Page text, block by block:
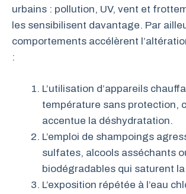
urbains : pollution, UV, vent et
les sensibilisent davantage. Par
comportements accélèrent
:
L’utilisation d’appareils
température sans protection,
accentue la déshydratation.
L’emploi de shampoings
sulfates, alcools asséchants
biodégradables qui saturent
L’exposition répétée à l’eau